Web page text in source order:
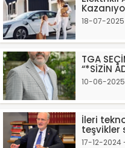
18-07-
TGA
“*SİZİN
10-06-
İleri
teşvikler
17-12-2024